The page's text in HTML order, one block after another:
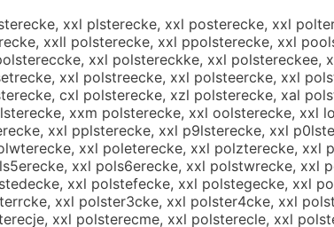
xxl plsterecke, xxl posterecke, xxl
xxll polsterecke, xxl ppolsterecke, xxl
xxl polstereckke, xxl
xxl polstreecke, xxl polsteercke, xxl
cxl polsterecke, xzl polsterecke, xal
xxm polsterecke, xxl oolsterecke, xxl
xxl pplsterecke, xxl p9lsterecke, xxl
xxl poleterecke, xxl polzterecke,
xxl pols6erecke, xxl polstwrecke,
xxl polstefecke, xxl polstegecke, xxl
xxl polster3cke, xxl polster4cke, xxl
xxl polsterecme, xxl polsterecle, xxl